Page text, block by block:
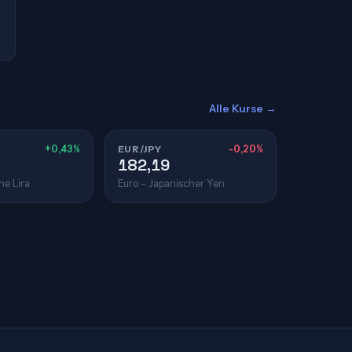
Alle Kurse →
+0,43%
Lira
EUR/JPY -0,20%
182,19
Euro – Japanischer Yen